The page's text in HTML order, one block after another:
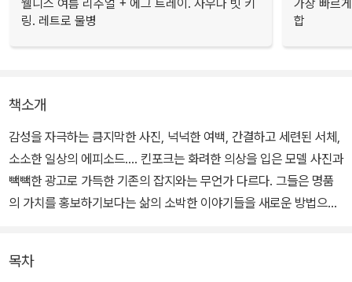
웰니스 여름 리추얼 + 에그 트레이. 사우나 빗 키
링. 레트로 물병
가장 빠르
합
책소개
감성을 자극하는 큼지막한 사진, 넉넉한 여백, 간결하고 세련된 서체,
소소한 일상의 에피소드…. 킨포크는 화려한 의상을 입은 모델 사진과
빽빽한 광고로 가득한 기존의 잡지와는 무언가 다르다. 그들은 명품
의 가치를 홍보하기보다는 삶의 소박한 이야기들을 새로운 방법으로
킨포크 vol.22의 주제는 ‘성공’이다. 성공은 단순히 목표 지점이 아니
목차